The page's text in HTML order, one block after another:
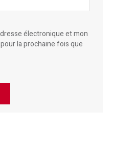
électronique et mon
la prochaine fois que